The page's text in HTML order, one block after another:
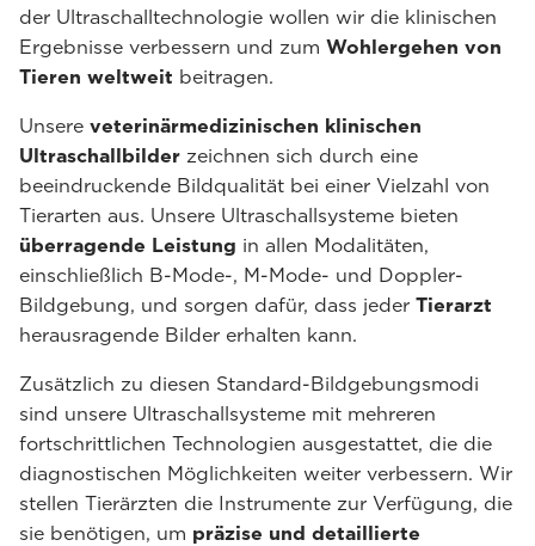
der Ultraschalltechnologie wollen wir die klinischen
Ergebnisse verbessern und zum Wohlergehen von
Tieren weltweit beitragen.
Unsere veterinärmedizinischen klinischen
Ultraschallbilder zeichnen sich durch eine
beeindruckende Bildqualität bei einer Vielzahl von
Tierarten aus. Unsere Ultraschallsysteme bieten
überragende Leistung in allen Modalitäten,
einschließlich B-Mode-, M-Mode- und Doppler-
Bildgebung, und sorgen dafür, dass jeder Tierarzt
herausragende Bilder erhalten kann.
Zusätzlich zu diesen Standard-Bildgebungsmodi
sind unsere Ultraschallsysteme mit mehreren
fortschrittlichen Technologien ausgestattet, die die
diagnostischen Möglichkeiten weiter verbessern. Wir
stellen Tierärzten die Instrumente zur Verfügung, die
sie benötigen, um präzise und detaillierte